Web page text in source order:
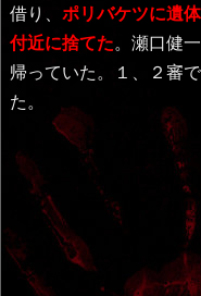
借り、 ポリバケツに遺
付近に捨てた。瀬口健
帰っていた。１、２審
た。